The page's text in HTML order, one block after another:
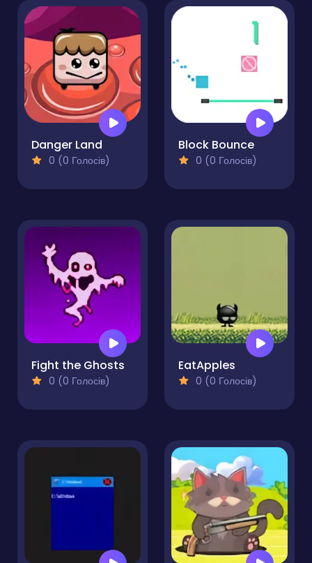
Danger Land
0 (0 Голосів)
Block Bounce
0 (0 Голосів)
Fight the Ghosts
0 (0 Голосів)
EatApples
0 (0 Голосів)